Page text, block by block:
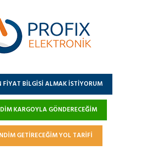
FİYAT BİLGİSİ ALMAK İSTİYORUM
KARGOYLA GÖNDERECEĞİM
GETİRECEĞİM YOL TARİFİ